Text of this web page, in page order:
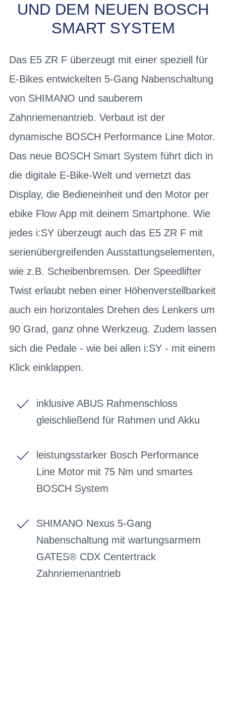
UND DEM NEUEN BOSCH
SMART SYSTEM
Das E5 ZR F überzeugt mit einer speziell für
E-Bikes entwickelten 5-Gang Nabenschaltung
von SHIMANO und sauberem
Zahnriemenantrieb. Verbaut ist der
dynamische BOSCH Performance Line Motor.
Das neue BOSCH Smart System führt dich in
die digitale E-Bike-Welt und vernetzt das
Display, die Bedieneinheit und den Motor per
ebike Flow App mit deinem Smartphone. Wie
jedes i:SY überzeugt auch das E5 ZR F mit
serienübergreifenden Ausstattungselementen,
wie z.B. Scheibenbremsen. Der Speedlifter
Twist erlaubt neben einer Höhenverstellbarkeit
auch ein horizontales Drehen des Lenkers um
90 Grad, ganz ohne Werkzeug. Zudem lassen
sich die Pedale - wie bei allen i:SY - mit einem
Klick einklappen.
inklusive ABUS Rahmenschloss
gleischließend für Rahmen und Akku
leistungsstarker Bosch Performance
Line Motor mit 75 Nm und smartes
BOSCH System
SHIMANO Nexus 5-Gang
Nabenschaltung mit wartungsarmem
GATES® CDX Centertrack
Zahnriemenantrieb